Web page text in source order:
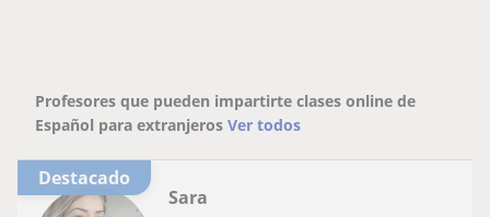
Profesores que pueden impartirte clases online de
Español para extranjeros Ver todos
Destacado
Sara